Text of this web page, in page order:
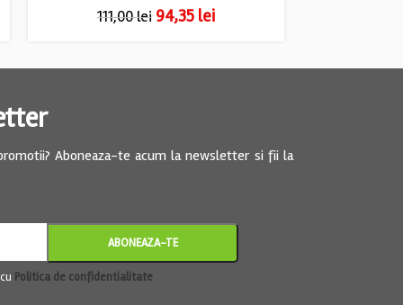
111,00lei 94,35 lei
Aboneaza-te acum la newsletter si fii la
Politica de confidentialitate